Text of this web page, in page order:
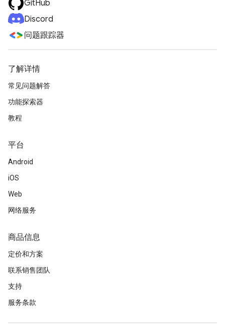
GitHub
Discord
问题跟踪器
了解详情
常见问题解答
功能探索器
教程
平台
Android
iOS
Web
网络服务
商品信息
定价和方案
联系销售团队
支持
服务条款